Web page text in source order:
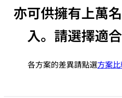
亦可供擁有上萬
入。請選擇適
各方案的差異請點選方案比